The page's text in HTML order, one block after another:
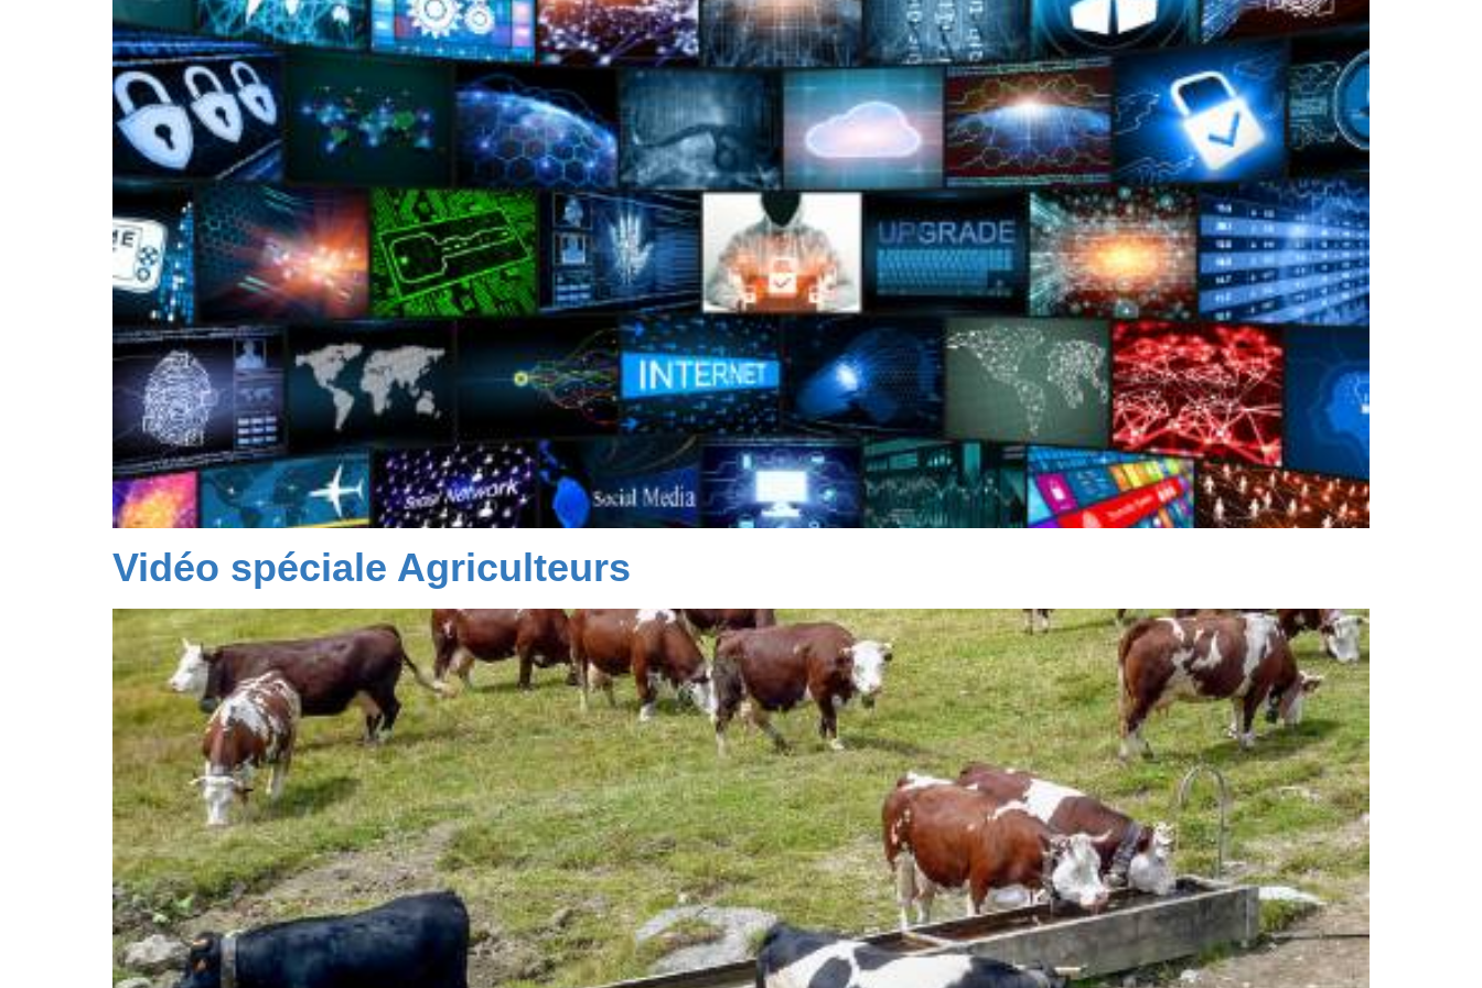
Vidéo spéciale Agriculteurs